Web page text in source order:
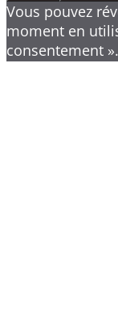
Vous pouvez
moment en
consentement ».